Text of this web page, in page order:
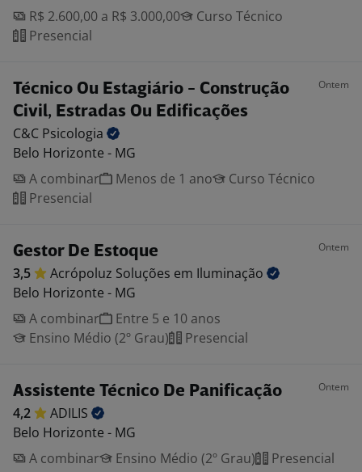
R$ 2.600,00 a R$ 3.000,00
Curso Técnico
Presencial
Técnico Ou Estagiário - Construção
Civil, Estradas Ou Edificações
Ontem
C&C Psicologia
Belo Horizonte - MG
A combinar
Menos de 1 ano
Curso Técnico
Presencial
Gestor De Estoque Ontem
3,5 Acrópoluz Soluções em Iluminação
Belo Horizonte - MG
A combinar
Entre 5 e 10 anos
Ensino Médio (2º Grau)
Presencial
Assistente Técnico De Panificação Ontem
4,2
ADILIS
Belo Horizonte - MG
A combinar
Ensino Médio (2º Grau) Presencial